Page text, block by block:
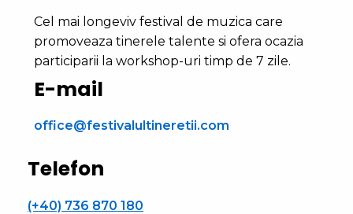
Cel mai longeviv festival de muzica care
promoveaza tinerele talente si ofera ocazia
participarii la workshop-uri timp de 7 zile.
E-mail
office@festivalultineretii.com
Telefon
(+40) 736 870 180